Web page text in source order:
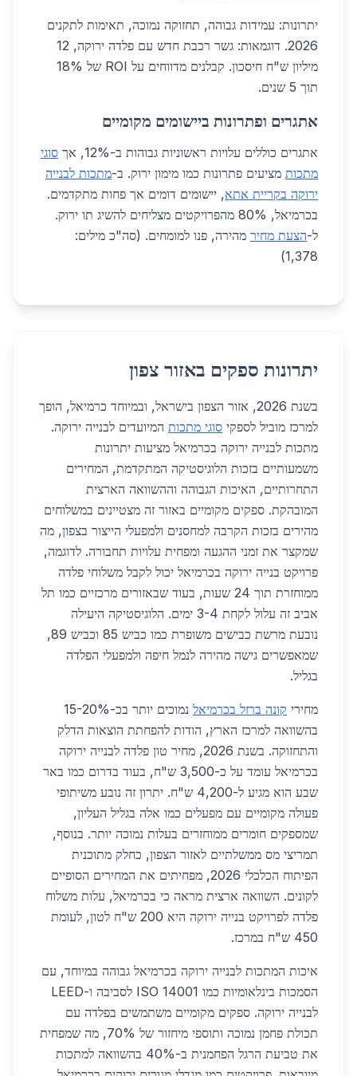
יתרונות: עמידות גבוהה, תחזוקה נמוכה, תאימות לתקנים
2026. דוגמאות: גשר רכבת חדש עם פלדה ירוקה, 12
מיליון ש"ח חיסכון. קבלנים מדווחים על ROI של 18%
תוך 5 שנים.
אתגרים ופתרונות ביישומים מקומיים
אתגרים כוללים עלויות ראשוניות גבוהות ב-12%, אך
סוגי
מתכות מציעים פתרונות כמו מימון ירוק. ב-מתכות לבנייה
ירוקה בקריית אתא, יישומים דומים אך פחות מתקדמים.
בכרמיאל, 80% מהפרויקטים מצליחים להשיג תו ירוק.
ל-הצעת מחיר מהירה, פנו למומחים. (סה"כ מילים:
1,378)
יתרונות ספקים באזור צפון
בשנת 2026, אזור הצפון בישראל, ובמיוחד כרמיאל, הופך
למרכז מוביל לספקי סוגי מתכות המיועדים לבנייה ירוקה.
מתכות לבנייה ירוקה בכרמיאל מציעות יתרונות
משמעותיים בזכות הלוגיסטיקה המתקדמת, המחירים
התחרותיים, האיכות הגבוהה וההשוואה הארצית
המובהקת. ספקים מקומיים באזור זה מצטיינים במשלוחים
מהירים בזכות הקרבה למחסנים ולמפעלי הייצור בצפון, מה
שמקצר את זמני ההגעה ומפחית עלויות תחבורה. לדוגמה,
פרויקט בנייה ירוקה בכרמיאל יכול לקבל משלוחי פלדה
ממוחזרת תוך 24 שעות, בעוד שבאזורים מרכזיים כמו תל
אביב זה עלול לקחת 3-4 ימים. הלוגיסטיקה היעילה
נובעת מרשת כבישים משופרת כמו כביש 85 וכביש 89,
שמאפשרים גישה מהירה לנמל חיפה ולמפעלי הפלדה
בגליל.
מחירי קונה ברזל בכרמיאל
נמוכים יותר בכ-15-20%
בהשוואה למרכז הארץ, הודות להפחתת הוצאות הדלק
והתחזוקה. בשנת 2026, מחיר טון פלדה לבנייה ירוקה
בכרמיאל עומד על כ-3,500 ש"ח, בעוד בדרום כמו באר
שבע הוא מגיע ל-4,200 ש"ח. יתרון זה נובע משיתופי
פעולה מקומיים עם מפעלים כמו אלה בגליל העליון,
שמספקים חומרים ממוחזרים בעלות נמוכה יותר. בנוסף,
תמריצי מס ממשלתיים לאזור הצפון, כחלק מתוכנית
הפיתוח הכלכלי 2026, מפחיתים את המחירים הסופיים
לקונים. השוואה ארצית מראה כי בכרמיאל, עלות משלוח
פלדה לפרויקט בנייה ירוקה היא 200 ש"ח לטון, לעומת
450 ש"ח במרכז.
איכות המתכות לבנייה ירוקה בכרמיאל גבוהה במיוחד, עם
הסמכות בינלאומיות כמו ISO 14001 לסביבה ו-LEED
לבנייה ירוקה. ספקים מקומיים משתמשים בפלדה עם
תכולת פחמן נמוכה ותוספי מיחזור של 70%, מה שמפחית
את טביעת הרגל הפחמנית ב-40% בהשוואה למתכות